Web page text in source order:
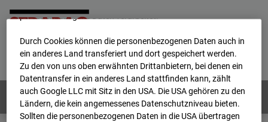
Home E-Mail Impressum
Login
Deutsch / English
Webcams: Alle Länder
personenbezogene Daten verarbeitet.
Durch Cookies können die personenbezogenen Daten auch in
ein anderes Land transferiert und dort gespeichert werden.
Zu den von uns oben erwähnten Drittanbietern, bei denen ein
Datentransfer in ein anderes Land stattfinden kann, zählt
auch Google LLC mit Sitz in den USA. Die USA gehören zu den
Ländern, die kein angemessenes Datenschutzniveau bieten.
Sollten die personenbezogenen Daten in die USA übertragen